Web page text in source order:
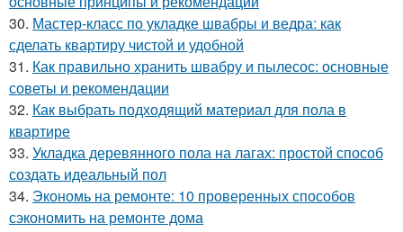
30. Мастер-класс по укладке швабры и ведра: как
сделать квартиру чистой и удобной
31. Как правильно хранить швабру и пылесос: основные
советы и рекомендации
32. Как выбрать подходящий материал для пола в
квартире
33. Укладка деревянного пола на лагах: простой способ
создать идеальный пол
34. Экономь на ремонте: 10 проверенных способов
сэкономить на ремонте дома